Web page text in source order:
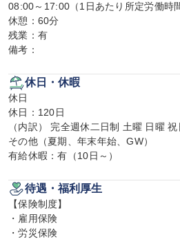
08:00～17:00（1日あたり所定労働時
休憩：60分
残業：有
備考：
休日・休暇
休日
休日：120日
（内訳） 完全週休二日制 土曜 日曜 祝
その他（夏期、年末年始、GW）
有給休暇：有（10日～）
待遇・福利厚生
【保険制度】
・雇用保険
・労災保険